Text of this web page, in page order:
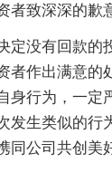
者致深深的歉
定没有回款的
者作出满意的
身行为，一定
发生类似的行
同公司共创美